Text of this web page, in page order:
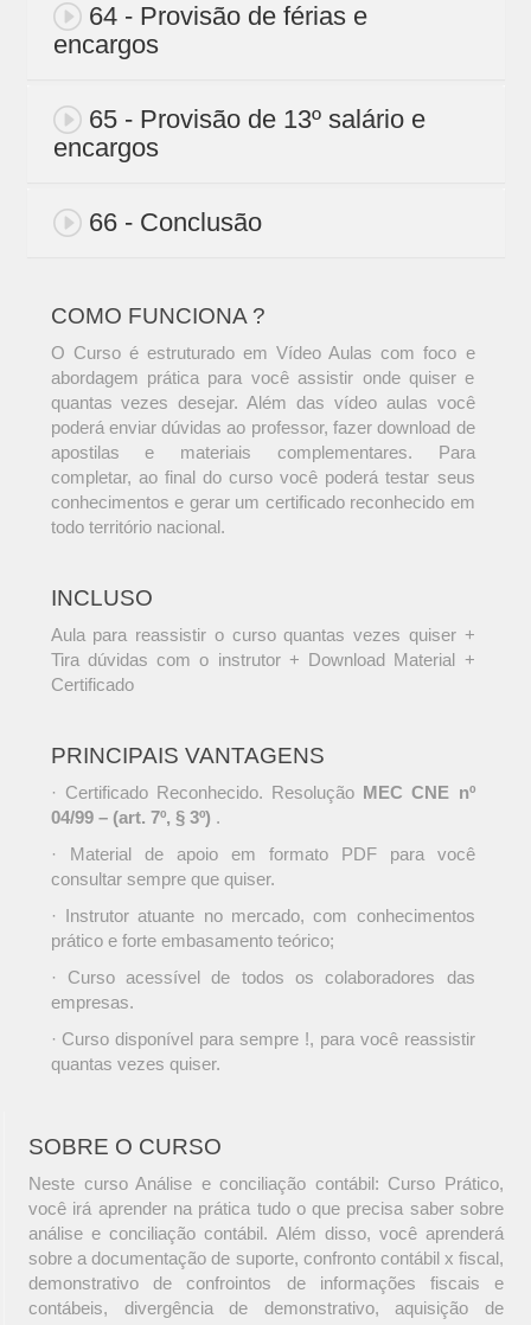
64 - Provisão de férias e
encargos
65 - Provisão de 13º salário e
encargos
66 - Conclusão
COMO FUNCIONA ?
O Curso é estruturado em Vídeo Aulas com foco e
abordagem prática para você assistir onde quiser e
quantas vezes desejar. Além das vídeo aulas você
poderá enviar dúvidas ao professor, fazer download de
apostilas e materiais complementares. Para
completar, ao final do curso você poderá testar seus
conhecimentos e gerar um certificado reconhecido em
todo território nacional.
INCLUSO
Aula para reassistir o curso quantas vezes quiser +
Tira dúvidas com o instrutor + Download Material +
Certificado
PRINCIPAIS VANTAGENS
· Certificado Reconhecido. Resolução MEC CNE nº
04/99 – (art. 7º, § 3º) .
· Material de apoio em formato PDF para você
consultar sempre que quiser.
· Instrutor atuante no mercado, com conhecimentos
prático e forte embasamento teórico;
· Curso acessível de todos os colaboradores das
empresas.
· Curso disponível para sempre !, para você reassistir
quantas vezes quiser.
SOBRE O CURSO
Neste curso Análise e conciliação contábil: Curso Prático,
você irá aprender na prática tudo o que precisa saber sobre
análise e conciliação contábil. Além disso, você aprenderá
sobre a documentação de suporte, confronto contábil x fiscal,
demonstrativo de confrointos de informações fiscais e
contábeis, divergência de demonstrativo, aquisição de